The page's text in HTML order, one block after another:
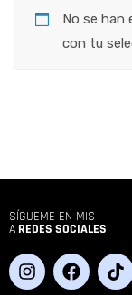
No se han
con tu
SÍGUEME EN MIS
AREDES SOCIALES